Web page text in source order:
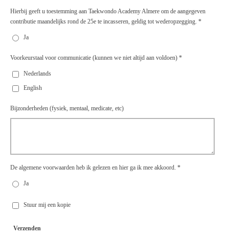
Hierbij geeft u toestemming aan Taekwondo Academy Almere om de aangegeven
contributie maandelijks rond de 25e te incasseren, geldig tot wederopzegging. *
Ja
Voorkeurstaal voor communicatie (kunnen we niet altijd aan voldoen) *
Nederlands
English
Bijzonderheden (fysiek, mentaal, medicate, etc)
De algemene voorwaarden heb ik gelezen en hier ga ik mee akkoord. *
Ja
Stuur mij een kopie
Verzenden